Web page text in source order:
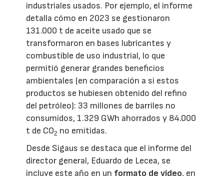
industriales usados. Por ejemplo, el informe
detalla cómo en 2023 se gestionaron
131.000 t de aceite usado que se
transformaron en bases lubricantes y
combustible de uso industrial, lo que
permitió generar grandes beneficios
ambientales (en comparación a si estos
productos se hubiesen obtenido del refino
del petróleo): 33 millones de barriles no
consumidos, 1.329 GWh ahorrados y 84.000
t de CO2 no emitidas.
Desde Sigaus se destaca que el informe del
director general, Eduardo de Lecea, se
incluye este año en un formato de vídeo, en